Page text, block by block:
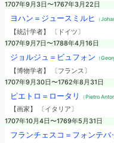
1707年9月3日〜1767年3月22日
ヨハン＝ジュースミルヒ （
【統計学者】 〔ドイツ〕
1707年9月7日〜1788年4月16日
ジョルジュ＝ビュフォン （
【博物学者】 〔フランス〕
1707年9月30日〜1762年8月31日
ピエトロ＝ロータリ （Pietro
【画家】 〔イタリア〕
1707年10月4日〜1769年5月31日
フランチェスコ＝フォンテバ